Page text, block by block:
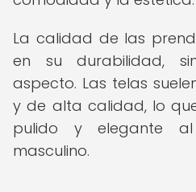
La calidad de las
en su durabilidad,
aspecto. Las telas
y de alta calidad, lo
pulido y elegante al
masculino.